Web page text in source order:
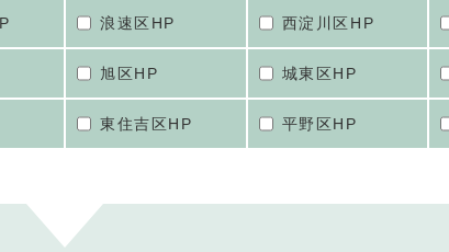
浪速区HP 西淀川区HP
旭区HP 城東区HP
東住吉区HP 平野区HP